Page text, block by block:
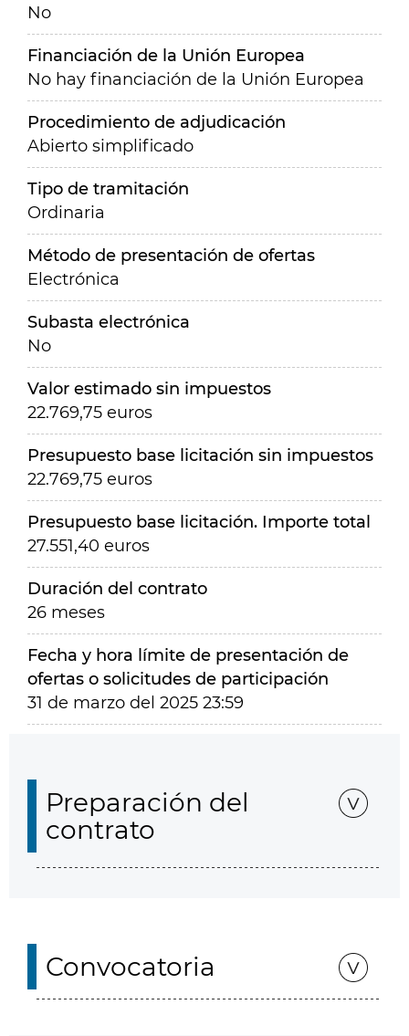
No
Financiación de la Unión Europea
No hay financiación de la Unión Europea
Procedimiento de adjudicación
Abierto simplificado
Tipo de tramitación
Ordinaria
Método de presentación de ofertas
Electrónica
Subasta electrónica
No
Valor estimado sin impuestos
22.769,75 euros
Presupuesto base licitación sin impuestos
22.769,75 euros
Presupuesto base licitación. Importe total
27.551,40 euros
Duración del contrato
26 meses
Fecha y hora límite de presentación de
ofertas o solicitudes de participación
31 de marzo del 2025 23:59
Preparación del
contrato
Convocatoria